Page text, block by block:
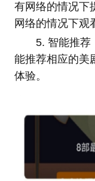
有网络的情况下
网络的情况下观
5. 智能推荐
能推荐相应的美
体验。